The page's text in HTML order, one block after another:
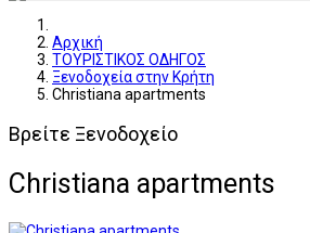
Αρχική
ΤΟΥΡΙΣΤΙΚΟΣ ΟΔΗΓΟΣ
Ξενοδοχεία στην Κρήτη
Christiana apartments
Βρείτε Ξενοδοχείο
Christiana apartments